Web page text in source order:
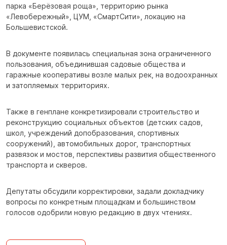
парка «Берёзовая роща», территорию рынка
«Левобережный», ЦУМ, «СмартСити», локацию на
Большевистской.
В документе появилась специальная зона ограниченного
пользования, объединившая садовые общества и
гаражные кооперативы возле малых рек, на водоохранных
и затопляемых территориях.
Также в генплане конкретизировали строительство и
реконструкцию социальных объектов (детских садов,
школ, учреждений допобразования, спортивных
сооружений), автомобильных дорог, транспортных
развязок и мостов, перспективы развития общественного
транспорта и скверов.
Депутаты обсудили корректировки, задали докладчику
вопросы по конкретным площадкам и большинством
голосов одобрили новую редакцию в двух чтениях.